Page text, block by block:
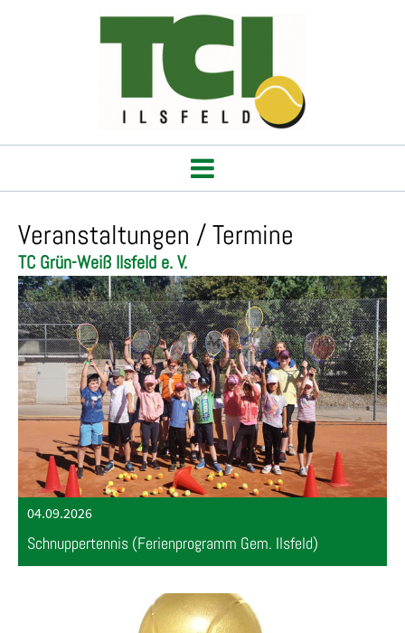
Veranstaltungen / Termine
TC Grün-Weiß Ilsfeld e. V.
04.09.2026
Schnuppertennis (Ferienprogramm Gem. Ilsfeld)